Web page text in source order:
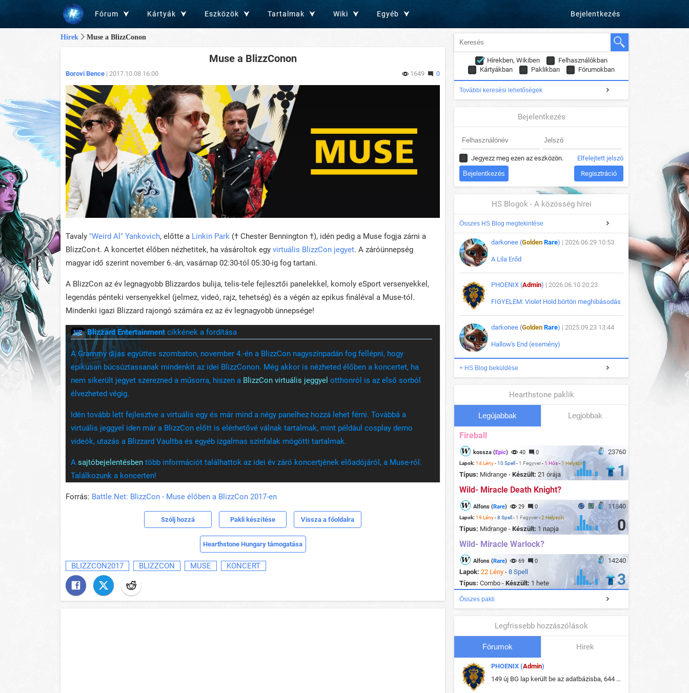
Fórum Kártyák Eszközök Tartalmak Wiki Egyéb Bejelentkezés
Hírek Muse a BlizzConon
Muse a BlizzConon
Borovi Bence | 2017.10.08 16:00 1649 0
Tavaly "Weird Al" Yankovich, előtte a Linkin Park († Chester Bennington †), idén pedig a Muse fogja zárni a
BlizzCon-t. A koncertet élőben nézhetitek, ha vásároltok egy virtuális BlizzCon jegyet. A záróünnepség
magyar idő szerint november 6.-án, vasárnap 02:30-tól 05:30-ig fog tartani.
A BlizzCon az év legnagyobb Blizzardos bulija, telis-tele fejlesztői panelekkel, komoly eSport versenyekkel,
legendás pénteki versenyekkel (jelmez, videó, rajz, tehetség) és a végén az epikus fináléval a Muse-tól.
Mindenki igazi Blizzard rajongó számára ez az év legnagyobb ünnepsége!
Blizzard Entertainment cikkének a fordítása
A Grammy díjas együttes szombaton, november 4.-én a BlizzCon nagyszínpadán fog fellépni, hogy
epikusan búcsúztassanak mindenkit az idei BlizzConon. Még akkor is nézheted élőben a koncertet, ha
nem sikerült jegyet szerezned a műsorra, hiszen a BlizzCon virtuális jeggyel otthonról is az első sorból
élvezheted végig.
Idén tovább lett fejlesztve a virtuális egy és már mind a négy panelhez hozzá lehet férni. Továbbá a
virtuális jeggyel iden már a BlizzCon előtt is elérhetővé válnak tartalmak, mint például cosplay demo
videók, utazás a Blizzard Vaultba és egyéb izgalmas színfalak mögötti tartalmak.
A sajtóbejelentésben több információt találhattok az idei év záró koncertjének előadójáról, a Muse-ról.
Találkozunk a koncerten!
Forrás: Battle.Net: BlizzCon - Muse élőben a BlizzCon 2017-en
Szólj hozzá Pakli készítése Vissza a főoldalra
Hearthstone Hungary támogatása
BLIZZCON2017 BLIZZCON MUSE KONCERT
Hírekben, Wikiben
Felhasználókban
Kártyákban
Paklikban Fórumokban
További keresési lehetőségek
Bejelentkezés
Jegyezz meg ezen az eszközön. Elfelejtett jelszó
Regisztráció
HS Blogok - A közösség hírei
Összes HS Blog megtekintése
darkonee (Golden Rare) | 2026.06.29 10:53
A Lila Erőd
PHOENIX (Admin) | 2026.06.10 20:23
FIGYELEM: Violet Hold börtön meghibásodás
darkonee (Golden Rare) | 2025.09.23 13:44
Hallow's End (esemény)
+ HS Blog beküldése
Hearthstone paklik
Legújabbak Legjobbak
Fireball
23760
kossza (Epic) 40 0
Lapok: 14 Lény-10 Spell - 1 Fegyver-1 Hős-1 Helyszín
Típus: Midrange - Készült: 21 órája 1
Wild- Miracle Death Knight?
11840
Alfons (Rare) 29 0
Lapok: 19 Lény-8 Spell - 1 Fegyver-2 Helyszín
Típus: Midrange - Készült: 1 napja 0
Wild- Miracle Warlock?
14240
Alfons (Rare) 69 0
Lapok: 22 Lény - 8 Spell
Típus: Combo - Készült: 1 hete 3
Összes pakli
Legfrissebb hozzászólások
Fórumok Hirek
PHOENIX (Admin)
149 új BG lap került be az adatbázisba, 644 db meglévő BG lap módosult, bekerültek az új képek a megváltozott lapokhoz is.